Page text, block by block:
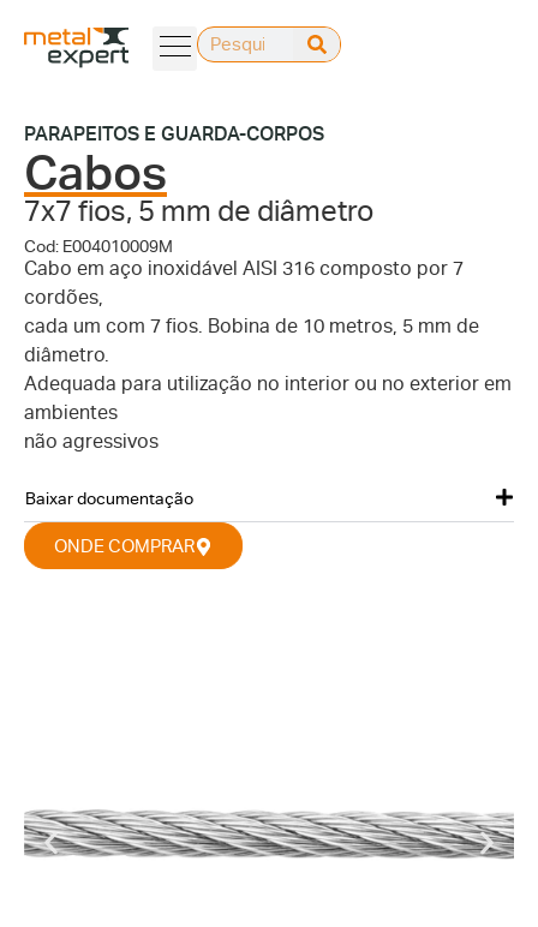
PARAPEITOS E GUARDA-CORPOS
Cabos
7x7 fios, 5 mm de diâmetro
Cod: E004010009M
Cabo em aço inoxidável AISI 316 composto por 7
cordões,
cada um com 7 fios. Bobina de 10 metros, 5 mm de
diâmetro.
Adequada para utilização no interior ou no exterior em
ambientes
não agressivos
Baixar documentação
ONDE COMPRAR